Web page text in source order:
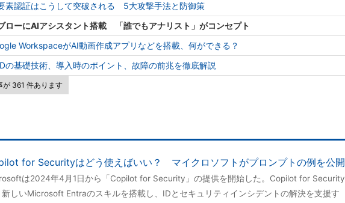
素認証はこうして突破される 5大攻撃手法と防御策
ローにAIアシスタント搭載 「誰でもアナリスト」がコンセプト
WorkspaceがAI動画作成アプリなどを搭載、何ができる？
の基礎技術、導入時のポイント、故障の前兆を徹底解説
が 361 件あります
for Securityはどう使えばいい？ マイクロソフトがプロンプトの例を公開
は2024年4月1日から「Copilot for Security」の提供を開始した。Copilot for Security
新しいMicrosoft Entraのスキルを搭載し、IDとセキュリティインシデントの解決を支援す